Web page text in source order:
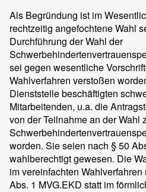
Als Begründung ist im
rechtzeitig angefochtene Wahl
Durchführung der Wahl der
sei gegen wesentliche
Wahlverfahren verstoßen
Dienststelle beschäftigten
Mitarbeitenden, u.a. die
von der Teilnahme an der Wahl
worden. Sie seien nach § 50
wahlberechtigt gewesen. Die
im vereinfachten Wahlverfahren
Abs. 1 MVG.EKD statt im